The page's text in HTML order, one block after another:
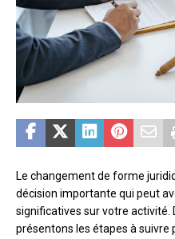
Le changement de forme
décision importante qui peut
significatives sur votre activité.
présentons les étapes à